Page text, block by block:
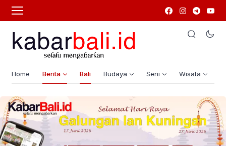
Home Berita Bali Budaya Seni Wisata